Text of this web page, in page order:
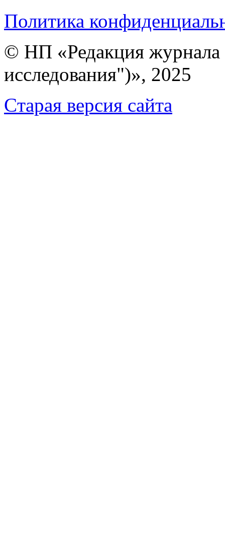
Политика
© НП «Редакция
исследования")», 2025
Cтарая версия сайта